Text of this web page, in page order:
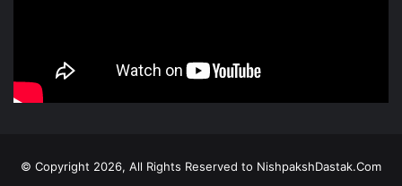
© Copyright 2026, All Rights Reserved to NishpakshDastak.Com